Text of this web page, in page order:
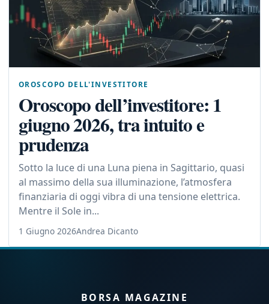
OROSCOPO DELL'INVESTITORE
Oroscopo dell’investitore: 1
giugno 2026, tra intuito e
prudenza
Sotto la luce di una Luna piena in Sagittario, quasi
al massimo della sua illuminazione, l’atmosfera
finanziaria di oggi vibra di una tensione elettrica.
Mentre il Sole in...
1 Giugno 2026Andrea Dicanto
BORSA MAGAZINE